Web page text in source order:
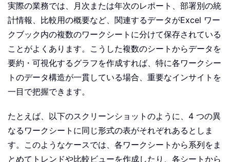
実際の業務では、月次または年次のレポート、部署別の統
計情報、比較用の概要など、関連するデータがExcel ワー
クブック内の複数のワークシートに分けて保存されている
ことがよくあります。こうした複数のシートからデータを
要約・可視化するグラフを作成すれば、特に各ワークシー
トのデータ構造が一貫している場合、重要なインサイトを
一目で把握できます。
たとえば、以下のスクリーンショットのように、4 つの異
なるワークシートに同じ形式の表がそれぞれあるとしま
す。このようなケースでは、各ワークシートから系列をま
とめてトレンドや比較ビューを作成したり、各シートから